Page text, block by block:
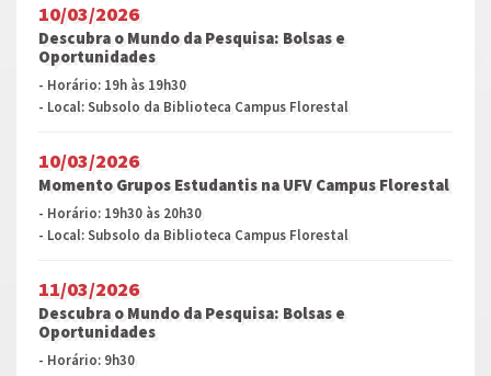
10/03/2026
Descubra o Mundo da Pesquisa: Bolsas e
Oportunidades
- Horário: 19h às 19h30
- Local: Subsolo da Biblioteca Campus Florestal
10/03/2026
Momento Grupos Estudantis na UFV Campus Florestal
- Horário: 19h30 às 20h30
- Local: Subsolo da Biblioteca Campus Florestal
11/03/2026
Descubra o Mundo da Pesquisa: Bolsas e
Oportunidades
- Horário: 9h30